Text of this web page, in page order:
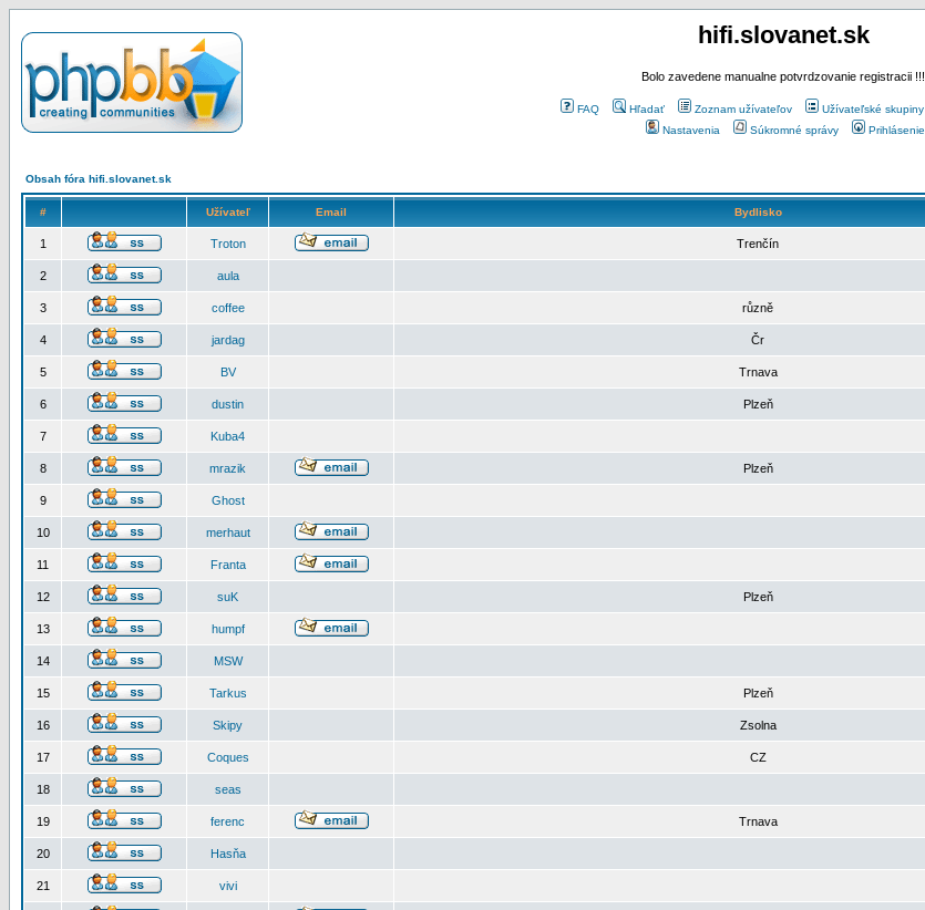
hifi.slovanet.sk
Bolo zavedene manualne potvrdzovanie registracii !!!
FAQ Hľadať Zoznam užívateľov Užívateľské skupiny
Nastavenia
Súkromné správy Prihlásenie
Obsah fóra hifi.slovanet.sk
# Užívateľ Email Bydlisko
1 Troton Trenčín
2 aula
3 coffee různě
4 jardag Čr
5 BV Trnava
6 dustin Plzeň
7 Kuba4
8 mrazik Plzeň
9 Ghost
10 merhaut
11 Franta
12 suK Plzeň
13 humpf
14 MSW
15 Tarkus Plzeň
16 Skipy Zsolna
17 Coques CZ
18 seas
19 ferenc Trnava
20 Hasňa
21 vivi